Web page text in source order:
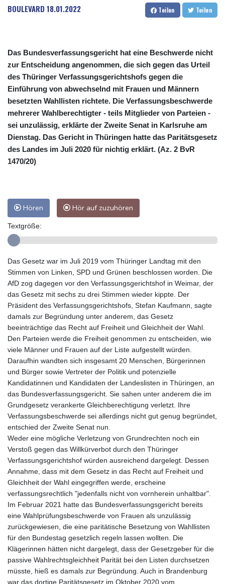
BOULEVARD 18.01.2022 Teilen Teilen
Das Bundesverfassungsgericht hat eine Beschwerde nicht
zur Entscheidung angenommen, die sich gegen das Urteil
des Thüringer Verfassungsgerichtshofs gegen die
Einführung von abwechselnd mit Frauen und Männern
besetzten Wahllisten richtete. Die Verfassungsbeschwerde
mehrerer Wahlberechtigter - teils Mitglieder von Parteien -
sei unzulässig, erklärte der Zweite Senat in Karlsruhe am
Dienstag. Das Gericht in Thüringen hatte das Paritätsgesetz
des Landes im Juli 2020 für nichtig erklärt. (Az. 2 BvR
1470/20)
Hören Hör auf zuzuhören
Textgröße:
Das Gesetz war im Juli 2019 vom Thüringer Landtag mit den
Stimmen von Linken, SPD und Grünen beschlossen worden. Die
AfD zog dagegen vor den Verfassungsgerichtshof in Weimar, der
das Gesetz mit sechs zu drei Stimmen wieder kippte. Der
Präsident des Verfassungsgerichtshofs, Stefan Kaufmann, sagte
damals zur Begründung unter anderem, das Gesetz
beeinträchtige das Recht auf Freiheit und Gleichheit der Wahl.
Den Parteien werde die Freiheit genommen zu entscheiden, wie
viele Männer und Frauen auf der Liste aufgestellt würden.
Daraufhin wandten sich insgesamt 20 Menschen, Bürgerinnen
und Bürger sowie Vertreter der Politik und potenzielle
Kandidatinnen und Kandidaten der Landeslisten in Thüringen, an
das Bundesverfassungsgericht. Sie sahen unter anderem die im
Grundgesetz verankerte Gleichberechtigung verletzt. Ihre
Verfassungsbeschwerde sei allerdings nicht gut genug begründet,
entschied der Zweite Senat nun.
Weder eine mögliche Verletzung von Grundrechten noch ein
Verstoß gegen das Willkürverbot durch den Thüringer
Verfassungsgerichtshof würden ausreichend dargelegt. Dessen
Annahme, dass mit dem Gesetz in das Recht auf Freiheit und
Gleichheit der Wahl eingegriffen werde, erscheine
verfassungsrechtlich "jedenfalls nicht von vornherein unhaltbar".
Im Februar 2021 hatte das Bundesverfassungsgericht bereits
eine Wahlprüfungsbeschwerde von Frauen als unzulässig
zurückgewiesen, die eine paritätische Besetzung von Wahllisten
für den Bundestag gesetzlich regeln lassen wollten. Die
Klägerinnen hätten nicht dargelegt, dass der Gesetzgeber für die
passive Wahlrechtsgleichheit Parität bei den Listen durchsetzen
müsste, hieß es damals zur Begründung. Auch in Brandenburg
war das dortige Paritätsgesetz im Oktober 2020 vom